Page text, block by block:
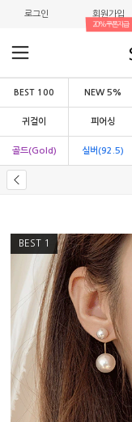
로그인 회원가입
20%쿠폰지급
BEST 100 NEW 5%
귀걸이 피어싱
골드(Gold) 실버(92.5)
BEST 1